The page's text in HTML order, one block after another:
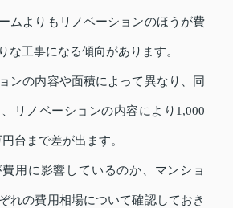
ムよりもリノベーションのほうが費
な工事になる傾向があります。
ンの内容や面積によって異なり、同
リノベーションの内容により1,000
台まで差が出ます。
用に影響しているのか、マンショ
れの費用相場について確認しておき